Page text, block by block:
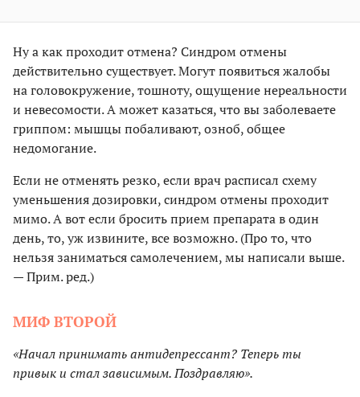
Ну а как проходит отмена? Синдром отмены
действительно существует. Могут появиться жалобы
на головокружение, тошноту, ощущение нереальности
и невесомости. А может казаться, что вы заболеваете
гриппом: мышцы побаливают, озноб, общее
недомогание.
Если не отменять резко, если врач расписал схему
уменьшения дозировки, синдром отмены проходит
мимо. А вот если бросить прием препарата в один
день, то, уж извините, все возможно. (Про то, что
нельзя заниматься самолечением, мы написали выше.
— Прим. ред.)
МИФ ВТОРОЙ
«Начал принимать антидепрессант? Теперь ты
привык и стал зависимым. Поздравляю».